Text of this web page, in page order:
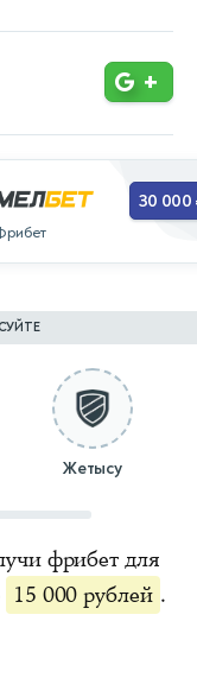
+
30 000
Жетысу
фрибет для
15 000 рублей .